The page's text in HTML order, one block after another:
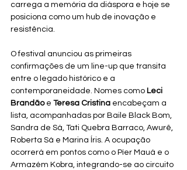
carrega a memória da diáspora e hoje se
posiciona como um hub de inovação e
resistência.
O festival anunciou as primeiras
confirmações de um line-up que transita
entre o legado histórico e a
contemporaneidade. Nomes como Leci
Brandão e Teresa Cristina encabeçam a
lista, acompanhadas por Baile Black Bom,
Sandra de Sá, Tati Quebra Barraco, Awurê,
Roberta Sá e Marina Íris. A ocupação
ocorrerá em pontos como o Píer Mauá e o
Armazém Kobra, integrando-se ao circuito